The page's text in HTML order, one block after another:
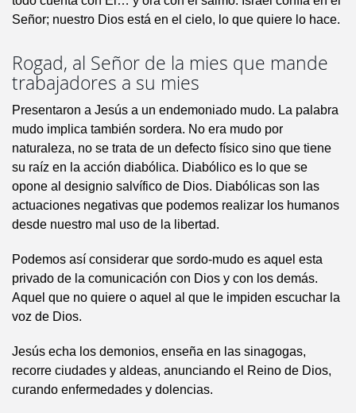
Señor; nuestro Dios está en el cielo, lo que quiere lo hace.
Rogad, al Señor de la mies que mande
trabajadores a su mies
Presentaron a Jesús a un endemoniado mudo. La palabra
mudo implica también sordera. No era mudo por
naturaleza, no se trata de un defecto físico sino que tiene
su raíz en la acción diabólica. Diabólico es lo que se
opone al designio salvífico de Dios. Diabólicas son las
actuaciones negativas que podemos realizar los humanos
desde nuestro mal uso de la libertad.
Podemos así considerar que sordo-mudo es aquel esta
privado de la comunicación con Dios y con los demás.
Aquel que no quiere o aquel al que le impiden escuchar la
voz de Dios.
Jesús echa los demonios, enseña en las sinagogas,
recorre ciudades y aldeas, anunciando el Reino de Dios,
curando enfermedades y dolencias.